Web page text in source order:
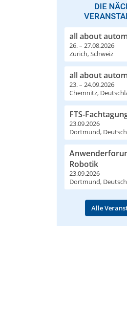
DIE
all about
26. – 27.08.2026
Zürich, Schweiz
all about
23. – 24.09.2026
Chemnitz,
FTS-
23.09.2026
Dortmund,
Robotik
23.09.2026
Dortmund,
Alle